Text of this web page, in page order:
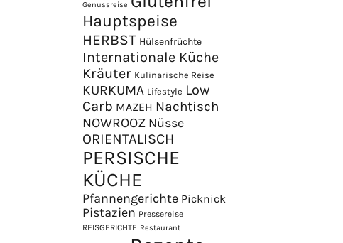
Genussreise
Hauptspeise
HERBST Hülsenfrüchte
Internationale Küche
Kräuter Kulinarische Reise
KURKUMA Lifestyle Low
Carb MAZEH Nachtisch
NOWROOZ Nüsse
ORIENTALISCH
PERSISCHE
KÜCHE
Pfannengerichte Picknick
Pistazien Pressereise
REISGERICHTE Restaurant